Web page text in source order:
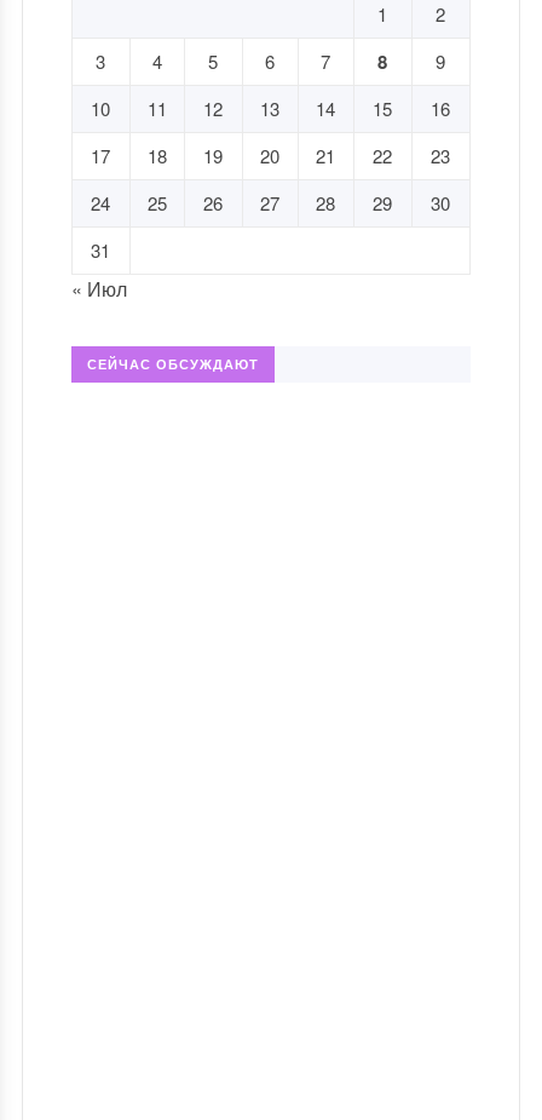
1
2
3
4 5 6 7 8
9
10
11 12 13 14 15
16
17
18 19 20 21 22
23
24
25 26 27 28 29
30
31
« Июл
СЕЙЧАС ОБСУЖДАЮТ